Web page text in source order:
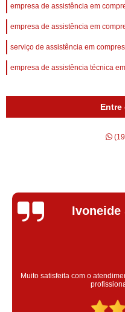
empresa de assistência em
empresa de assistência em
serviço de assistência em
empresa de assistência técnica
Entre
Silvana
Super satisfeita com o
colaoradores educado e
Claudinei